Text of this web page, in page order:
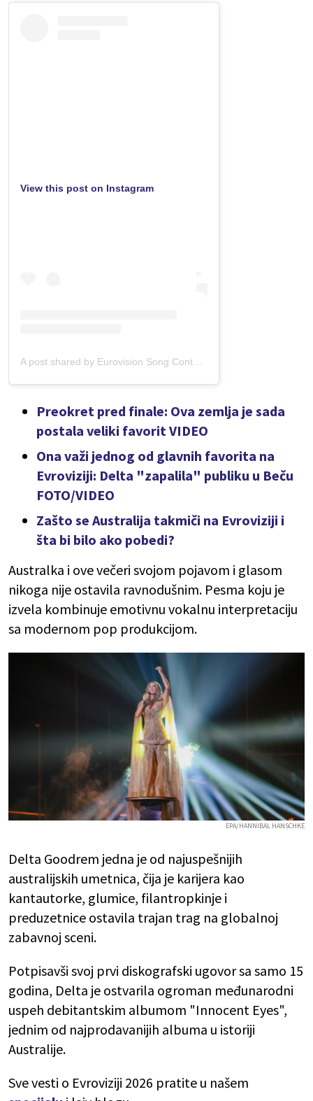
View this post on Instagram
Preokret pred finale: Ova zemlja je sada
postala veliki favorit VIDEO
Ona važi jednog od glavnih favorita na
Evroviziji: Delta "zapalila" publiku u Beču
FOTO/VIDEO
Zašto se Australija takmiči na Evroviziji i
šta bi bilo ako pobedi?
Australka i ove večeri svojom pojavom i glasom
nikoga nije ostavila ravnodušnim. Pesma koju je
izvela kombinuje emotivnu vokalnu interpretaciju
sa modernom pop produkcijom.
EPA/HANNIBAL HANSCHKE
Delta Goodrem jedna je od najuspešnijih
australijskih umetnica, čija je karijera kao
kantautorke, glumice, filantropkinje i
preduzetnice ostavila trajan trag na globalnoj
zabavnoj sceni.
Potpisavši svoj prvi diskografski ugovor sa samo 15
godina, Delta je ostvarila ogroman međunarodni
uspeh debitantskim albumom "Innocent Eyes",
jednim od najprodavanijih albuma u istoriji
Australije.
Sve vesti o Evroviziji 2026 pratite u našem